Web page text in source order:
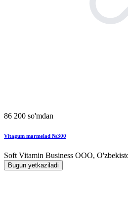
86 200 so'mdan
Vitagum marmelad №300
Soft Vitamin Business ООО,
Bugun yetkaziladi